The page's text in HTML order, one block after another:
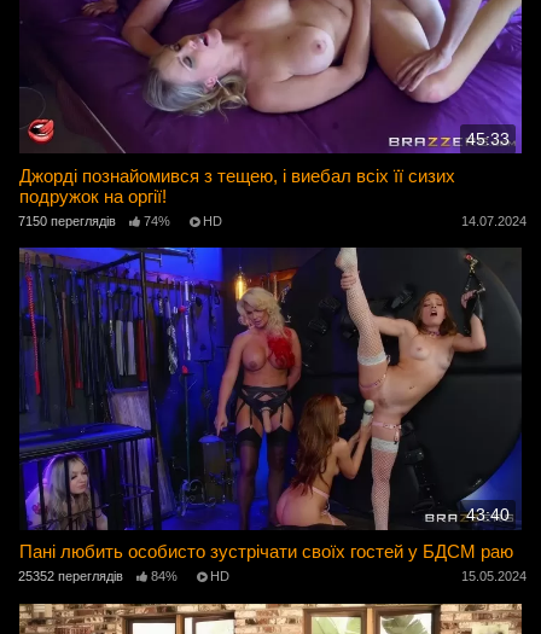
45:33
Джорді познайомився з тещею, і виебал всіх її сизих
подружок на оргії!
7150 переглядів 74% HD 14.07.2024
43:40
Пані любить особисто зустрічати своїх гостей у БДСМ раю
25352 переглядів 84% HD 15.05.2024